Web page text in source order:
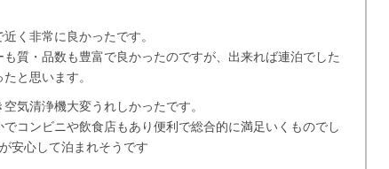
く非常に良かったです。
質・品数も豊富で良かったのですが、出来れば連泊でした
と思います。
気清浄機大変うれしかったです。
コンビニや飲食店もあり便利で総合的に満足いくものでし
安心して泊まれそうです